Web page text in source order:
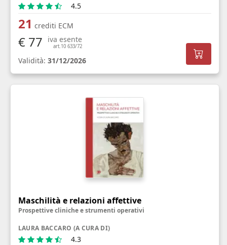
4.5
21 crediti ECM
€ 77 iva esente
art.10 633/72
Validità: 31/12/2026
Maschilità e relazioni affettive
Prospettive cliniche e strumenti operativi
LAURA BACCARO (A CURA DI)
4.3